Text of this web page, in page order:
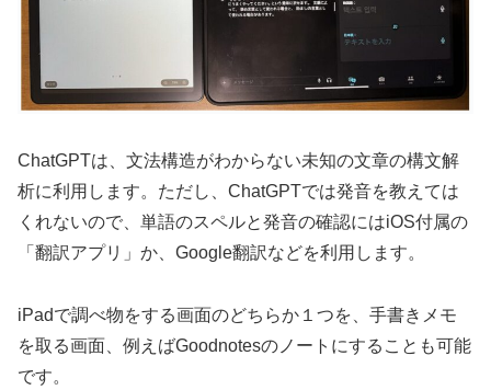
ChatGPTは、文法構造がわからない未知の文章の構文解
析に利用します。ただし、ChatGPTでは発音を教えては
くれないので、単語のスペルと発音の確認にはiOS付属の
「翻訳アプリ」か、Google翻訳などを利用します。
iPadで調べ物をする画面のどちらか１つを、手書きメモ
を取る画面、例えばGoodnotesのノートにすることも可能
です。